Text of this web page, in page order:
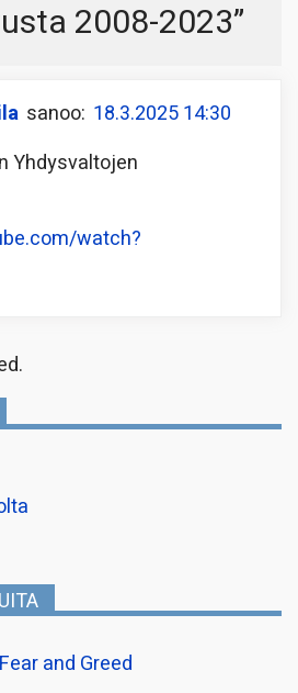
2008-2023”
sanoo: 18.3.2025 14:30
Yhdysvaltojen
watch?
and Greed